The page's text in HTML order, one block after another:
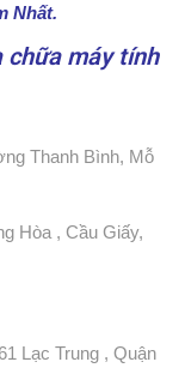
Nhất.
chữa máy tính
Thanh Bình, Mỗ
Hòa , Cầu Giấy,
Lạc Trung , Quận